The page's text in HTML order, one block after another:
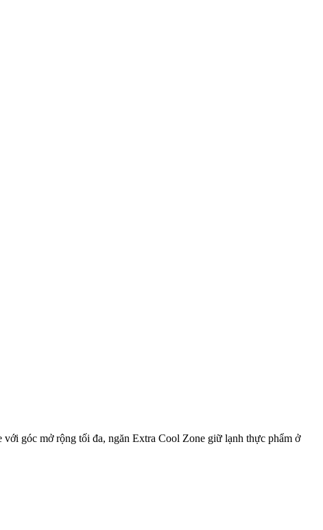
góc mở rộng tối đa, ngăn Extra Cool Zone giữ lạnh thực phẩm ở